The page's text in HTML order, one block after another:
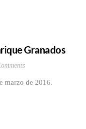
Granados
marzo de 2016.